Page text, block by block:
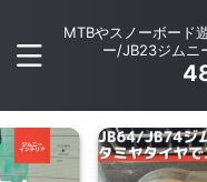
MTBやスノーボード
ー/JB23ジムニ